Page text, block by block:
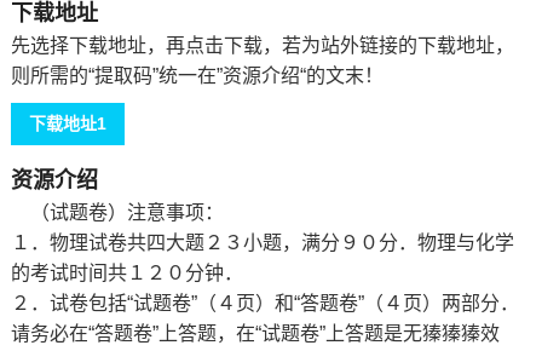
下载地址
先选择下载地址，再点击下载，若为站外链接的下载地址，
则所需的“提取码”统一在”资源介绍“的文末！
下载地址1
资源介绍
（试题卷）注意事项：
１．物理试卷共四大题２３小题，满分９０分．物理与化学
的考试时间共１２０分钟．
２．试卷包括“试题卷”（４页）和“答题卷”（４页）两部分．
请务必在“答题卷”上答题，在“试题卷”上答题是无獉獉獉效